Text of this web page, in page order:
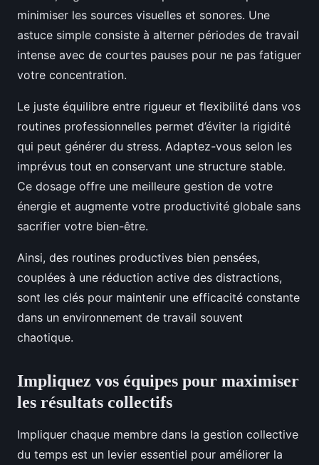
minimiser les sources visuelles et sonores. Une
astuce simple consiste à alterner périodes de travail
intense avec de courtes pauses pour ne pas fatiguer
votre concentration.
Le juste équilibre entre rigueur et flexibilité dans vos
routines professionnelles permet d’éviter la rigidité
qui peut générer du stress. Adaptez-vous selon les
imprévus tout en conservant une structure stable.
Ce dosage offre une meilleure gestion de votre
énergie et augmente votre productivité globale sans
sacrifier votre bien-être.
Ainsi, des routines productives bien pensées,
couplées à une réduction active des distractions,
sont les clés pour maintenir une efficacité constante
dans un environnement de travail souvent
chaotique.
Impliquez vos équipes pour maximiser
les résultats collectifs
Impliquer chaque membre dans la gestion collective
du temps est un levier essentiel pour améliorer la